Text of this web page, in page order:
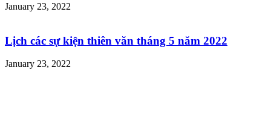
January 23, 2022
Lịch các sự kiện thiên văn tháng 5 năm 2022
January 23, 2022